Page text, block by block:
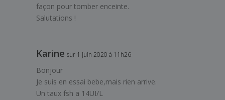
façon pour tomber enceinte.
Salutations !
Karine sur 1 juin 2020 à 11h26
Bonjour
Je suis en essai bebe,mais rien arrive.
Un taux fsh a 14UI/L